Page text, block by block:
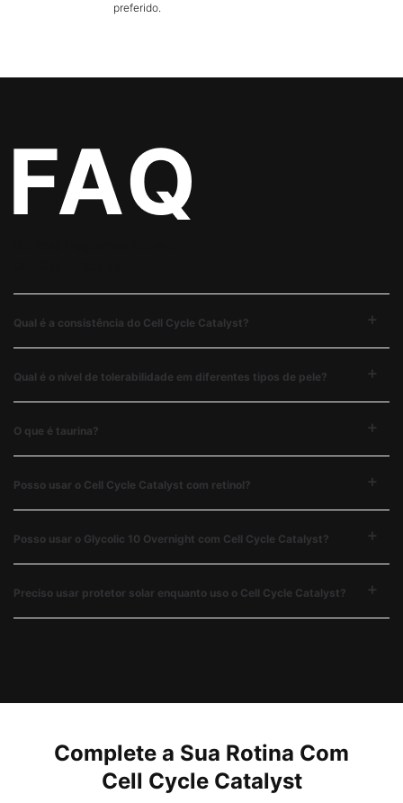
preferido. ​
Qual é a consistência do Cell Cycle Catalyst?​
Qual é o nível de tolerabilidade em diferentes tipos de pele?​​
O que é taurina?
Posso usar o Cell Cycle Catalyst com retinol?​
Posso usar o Glycolic 10 Overnight com Cell Cycle Catalyst?​​​
Preciso usar protetor solar enquanto uso o Cell Cycle Catalyst?​
Complete a Sua Rotina Com
Cell Cycle Catalyst